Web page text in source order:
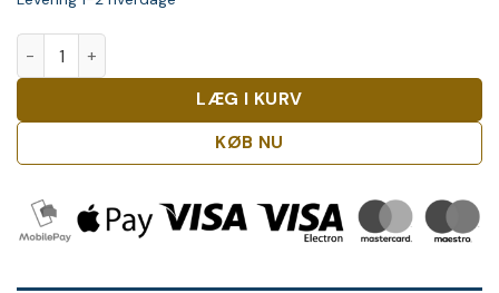
LÆG I KURV
KØB NU